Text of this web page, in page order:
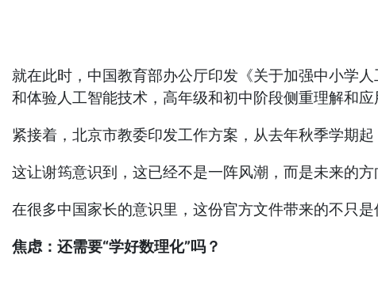
就在此时，中国教育部办公厅印发《关于加强中小学
和体验人工智能技术，高年级和初中阶段侧重理解和
紧接着，北京市教委印发工作方案，从去年秋季学期
这让谢筠意识到，这已经不是一阵风潮，而是未来的
在很多中国家长的意识里，这份官方文件带来的不只
焦虑：还需要“学好数理化”吗？